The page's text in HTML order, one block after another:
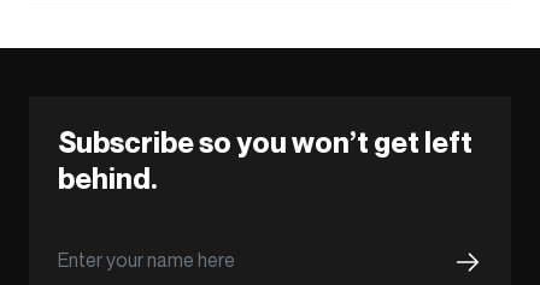
Subscribe so you won’t get left
behind.